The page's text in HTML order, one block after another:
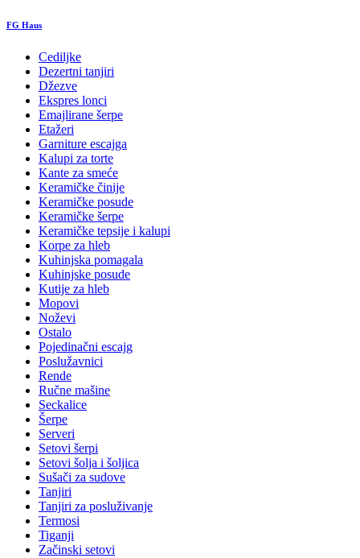
FG Haus
Cediljke
Dezertni tanjiri
Džezve
Ekspres lonci
Emajlirane šerpe
Etažeri
Garniture escajga
Kalupi za torte
Kante za smeće
Keramičke činije
Keramičke posude
Keramičke šerpe
Keramičke tepsije i kalupi
Korpe za hleb
Kuhinjska pomagala
Kuhinjske posude
Kutije za hleb
Mopovi
Noževi
Ostalo
Pojedinačni escajg
Poslužavnici
Rende
Ručne mašine
Seckalice
Šerpe
Serveri
Setovi šerpi
Setovi šolja i šoljica
Sušači za sudove
Tanjiri
Tanjiri za posluživanje
Termosi
Tiganji
Začinski setovi